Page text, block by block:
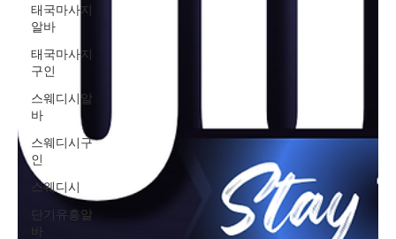
태국마사지
알바
태국마사지
구인
스웨디시알
바
스웨디시구
인
스웨디시
단기유흥알
바